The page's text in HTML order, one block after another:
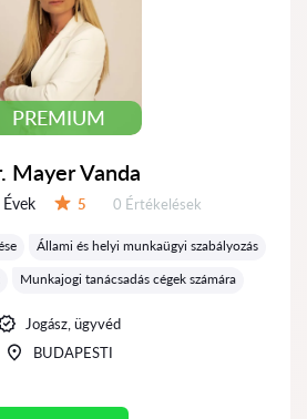
PREMIUM
Mayer Vanda
5 Értékelések:
0 Értékelések
Állami és helyi munkaügyi szabályozás
Munkajogi tanácsadás cégek számára
Jogász, ügyvéd
BUDAPESTI